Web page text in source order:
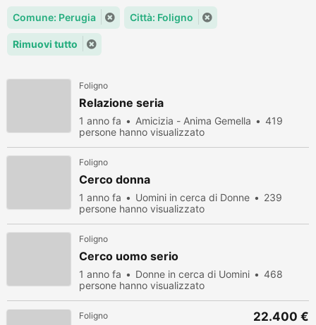
Comune: Perugia Città: Foligno
Rimuovi tutto
Foligno
Relazione seria
1 anno fa Amicizia - Anima Gemella
419
persone hanno visualizzato
Foligno
Cerco donna
1 anno fa Uomini in cerca di Donne
239
persone hanno visualizzato
Foligno
Cerco uomo serio
1 anno fa Donne in cerca di Uomini
468
persone hanno visualizzato
Foligno 22.400 €